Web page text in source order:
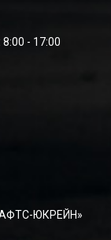
- 17:00
ЮКРЕЙН»